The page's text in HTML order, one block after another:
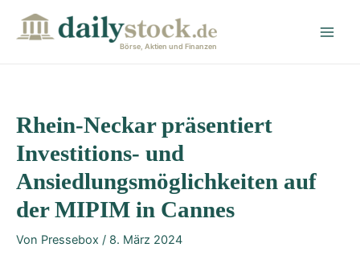
Börse, Aktien und Finanzen
Rhein-Neckar präsentiert
Investitions- und
Ansiedlungsmöglichkeiten auf
der MIPIM in Cannes
Von Pressebox / 8. März 2024